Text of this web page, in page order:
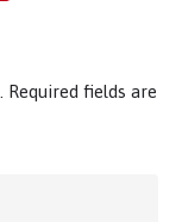
Required fields are